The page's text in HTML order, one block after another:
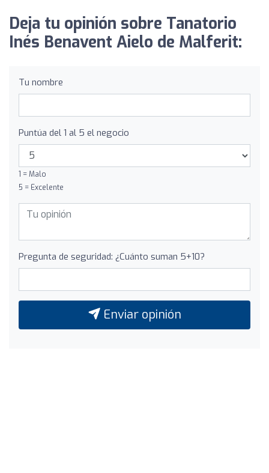
Deja tu opinión sobre Tanatorio
Inés Benavent Aielo de Malferit:
Tu nombre
Puntúa del 1 al 5 el negocio
1 = Malo
5 = Excelente
Pregunta de seguridad: ¿Cuánto suman 5+10?
Enviar opinión